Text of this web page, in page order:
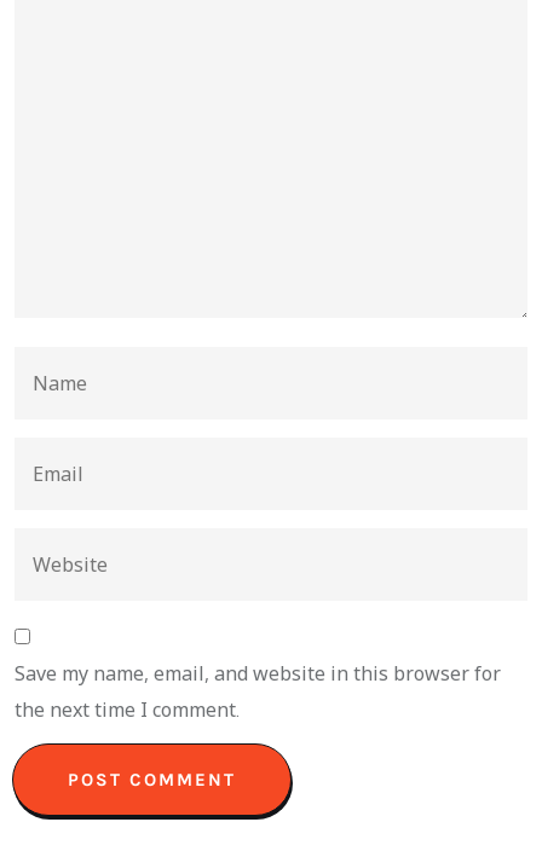
Save my name, email, and website in this browser for
the next time I comment.